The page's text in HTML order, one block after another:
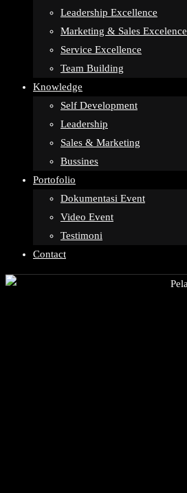
Leadership Excellence
Marketing & Sales Excelence
Service Excellence
Team Building
Knowledge
Self Development
Leadership
Sales & Marketing
Bussines
Portofolio
Dokumentasi Event
Video Event
Testimoni
Contact